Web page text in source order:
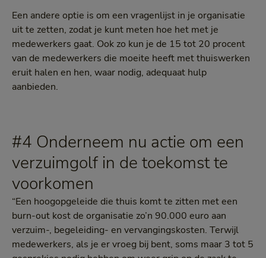
Een andere optie is om een vragenlijst in je organisatie
uit te zetten, zodat je kunt meten hoe het met je
medewerkers gaat. Ook zo kun je de 15 tot 20 procent
van de medewerkers die moeite heeft met thuiswerken
eruit halen en hen, waar nodig, adequaat hulp
aanbieden.
#4 Onderneem nu actie om een
verzuimgolf in de toekomst te
voorkomen
“Een hoogopgeleide die thuis komt te zitten met een
burn-out kost de organisatie zo’n 90.000 euro aan
verzuim-, begeleiding- en vervangingskosten. Terwijl
medewerkers, als je er vroeg bij bent, soms maar 3 tot 5